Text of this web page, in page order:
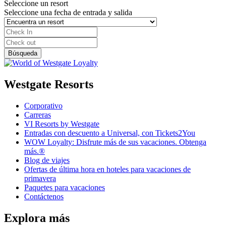
Seleccione un resort
Seleccione una fecha de entrada y salida
Westgate Resorts
Corporativo
Carreras
VI Resorts by Westgate
Entradas con descuento a Universal, con Tickets2You
WOW Loyalty: Disfrute más de sus vacaciones. Obtenga
más.®
Blog de viajes
Ofertas de última hora en hoteles para vacaciones de
primavera
Paquetes para vacaciones
Contáctenos
Explora más